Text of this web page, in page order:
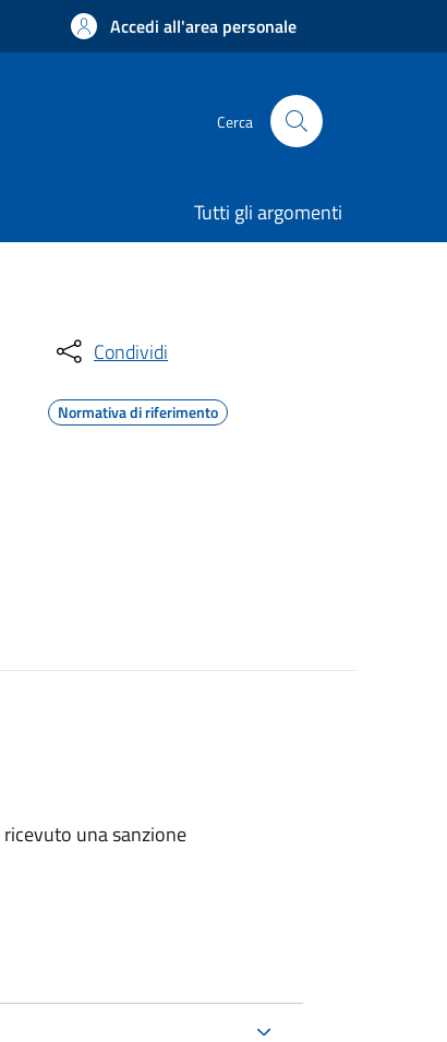
Accedi all'area personale
Cerca
Tutti gli argomenti
Condividi
Normativa di riferimento
una sanzione